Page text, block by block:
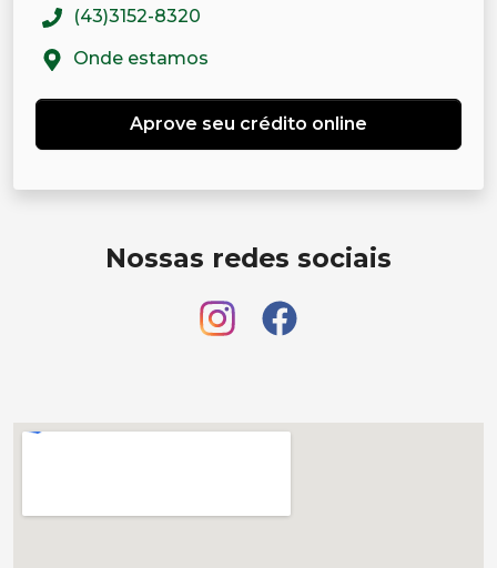
(43)3152-8320
Onde estamos
Aprove seu crédito online
Nossas redes sociais